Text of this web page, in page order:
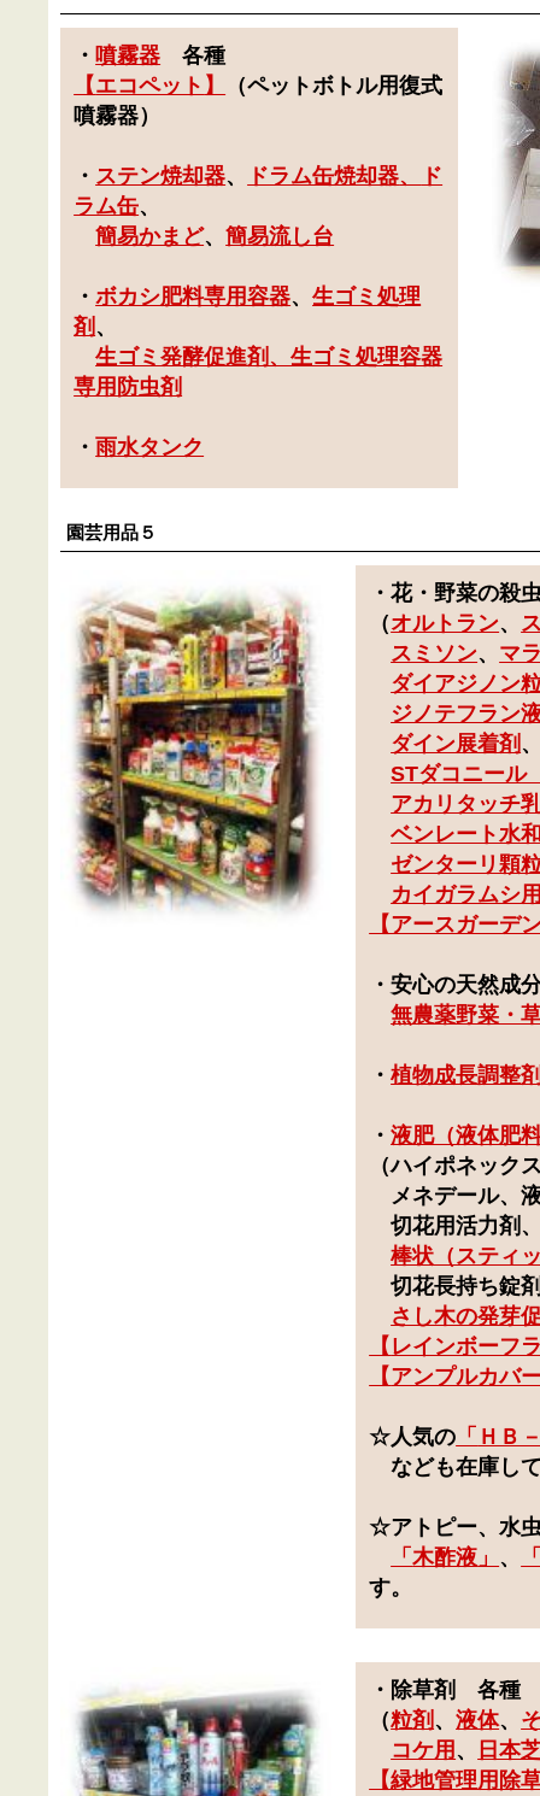
・ 噴霧器 各種
【エコペット 】 （ペットボトル用復式
噴霧器）
・ ステン焼却器、 ドラム缶焼却器、
ド
ラム缶、
簡易かまど、簡易流し台
・ボカシ肥料専用容器、生ゴミ処理
剤 、
生ゴミ発酵促進剤、生ゴミ処理容器
専用防虫剤
・雨水タンク
園芸用品５
・花・野菜の殺
（オルトラン、
スミソン、 マ
ダイアジノン
ジノテフラン
ダイン展着剤
STダコニール
アカリタッチ
ベンレート水
ゼンターリ顆
カイガラムシ
【アースガーデ
・安心の天然成
無農薬野菜・
・植物成長調整
・液肥（液体肥
（ハイポネック
メネデール、
切花用活力剤
棒状（スティ
切花長持ち錠
さし木の発芽
【 レインボーフ
【アンプルカバ
☆人気の 「 ＨＢ
なども在庫し
☆アトピー、 水
「木酢液 」 、
す。
・ 除草剤
各種
（粒剤 、液体、
コケ用 、
日本
【緑地管理用除